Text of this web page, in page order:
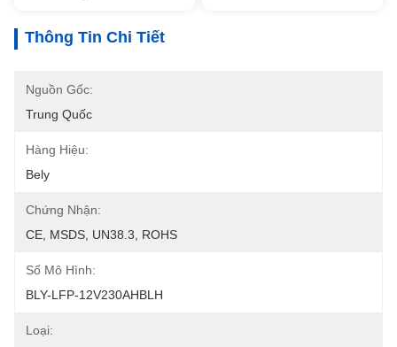
Thông Tin Chi Tiết
Nguồn Gốc:
Trung Quốc
Hàng Hiệu:
Bely
Chứng Nhận:
CE, MSDS, UN38.3, ROHS
Số Mô Hình:
BLY-LFP-12V230AHBLH
Loại: